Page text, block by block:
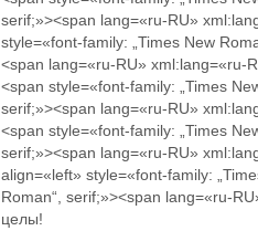
serif;»><span lang=«ru-RU»
style=«font-family: „Times New
<span lang=«ru-RU» xml:lang=«ru-
<span style=«font-family: „Times
serif;»><span lang=«ru-RU»
<span style=«font-family: „Times
serif;»><span lang=«ru-RU»
align=«left» style=«font-family:
Roman“, serif;»><span lang=«ru-
целы!